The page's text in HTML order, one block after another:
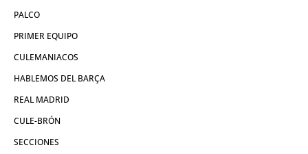
PALCO
PRIMER EQUIPO
CULEMANIACOS
HABLEMOS DEL BARÇA
REAL MADRID
CULE-BRÓN
SECCIONES